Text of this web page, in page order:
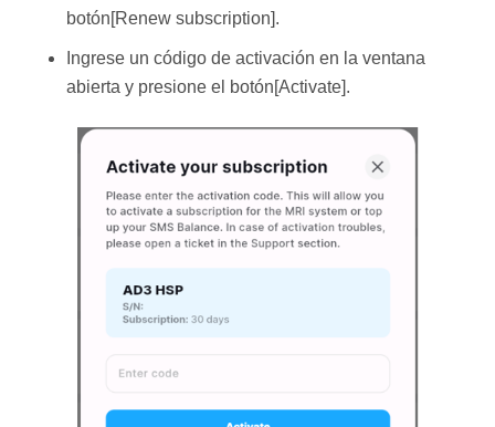
botón[Renew subscription].
Ingrese un código de activación en la ventana
abierta y presione el botón[Activate].